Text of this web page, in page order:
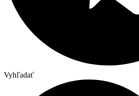
Vyhľadať